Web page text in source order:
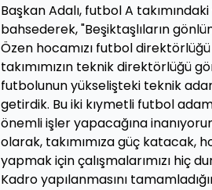
Başkan Adalı, futbol A
bahsederek, "Beşiktaşlıların
Özen hocamızı futbol
takımımızın teknik direktörlüğü
futbolunun yükselişteki teknik
getirdik. Bu iki kıymetli futbol
önemli işler yapacağına
olarak, takımımıza güç katacak,
yapmak için çalışmalarımızı hiç
Kadro yapılanmasını